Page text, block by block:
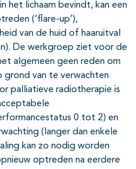
het lichaam bevindt, kan een
(‘flare-up’),
van de huid of haaruitval
De werkgroep ziet voor de
algemeen geen reden om
van te verwachten
palliatieve radiotherapie is
0 tot 2) en
(langer dan enkele
kan zo nodig worden
optreden na eerdere